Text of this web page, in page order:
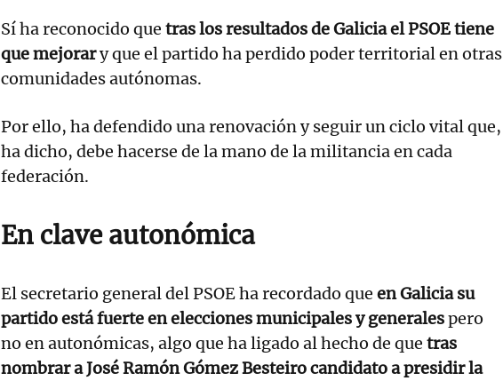
Sí ha reconocido que tras los resultados de Galicia el PSOE tiene
que mejorary que el partido ha perdido poder territorial en otras
comunidades autónomas.
Por ello, ha defendido una renovación y seguir un ciclo vital que,
ha dicho, debe hacerse de la mano de la militancia en cada
federación.
En clave autonómica
El secretario general del PSOE ha recordado que en Galicia su
partido está fuerte en elecciones municipales y generalespero
no en autonómicas, algo que ha ligado al hecho de que tras
nombrar a José Ramón Gómez Besteiro candidato a presidir la